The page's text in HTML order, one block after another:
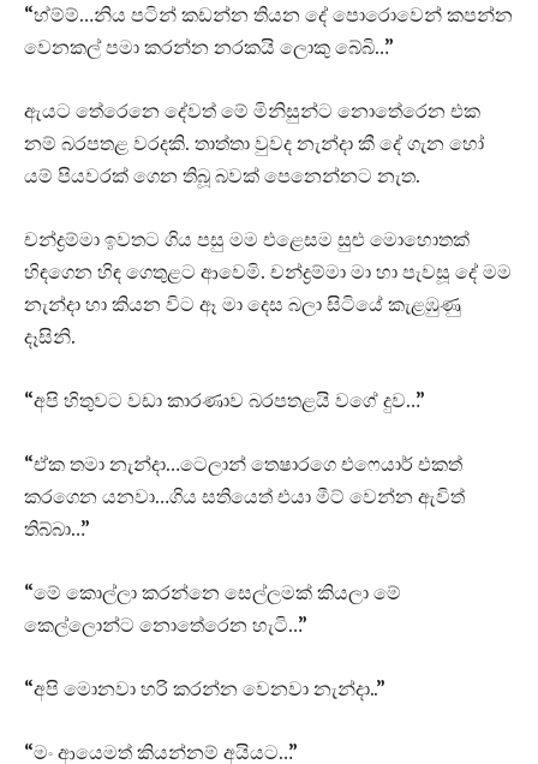
“හ්ම්ම්…නිය පටින් කඩන්න තියන දේ පොරොවෙන් කපන්න
වෙනකල් පමා කරන්න නරකයි ලොකු බේබි…”
ඇයට තේරෙනෙ දේවත් මේ මිනිසුන්ට නොතේරෙන එක
නම් බරපතළ වරදකි. තාත්තා වුවද නැන්දා කී දේ ගැන හෝ
යම් පියවරක් ගෙන තිබූ බවක් පෙනෙන්නට නැත.
චන්ද්‍රම්මා ඉවතට ගිය පසු මම එළෙසම සුළු මොහොතක්
හිඳගෙන හිඳ ගෙතුළට ආවෙමි. චන්ද්‍රම්මා මා හා පැවසූ දේ මම
නැන්දා හා කියන විට ඈ මා දෙස බලා සිටියේ කැළඹුණු
දෑසිනි.
“අපි හිතුවට වඩා කාරණාව බරපතළයි වගේ දුව…”
“ඒක තමා නැන්දා…ටෙලාන් තෙෂාරගෙ එෆෙයාර් එකත්
කරගෙන යනවා…ගිය සතියෙත් එයා මීට් වෙන්න ඇවිත්
තිබ්බා…”
“මේ කොල්ලා කරන්නෙ සෙල්ලමක් කියලා මේ
කෙල්ලොන්ට නොතේරෙන හැටි…”
“අපි මොනවා හරි කරන්න වෙනවා නැන්දා..”
“මං ආයෙමත් කියන්නම් අයියට…”